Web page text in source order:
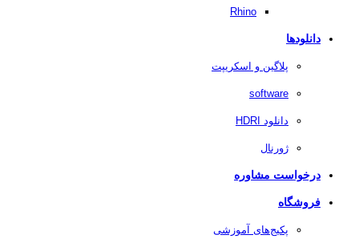
Rhino
دانلودها
پلاگین و اسکریپت
software
دانلود HDRI
ژورنال
درخواست مشاوره
فروشگاه
پکیج‌های آموزشی